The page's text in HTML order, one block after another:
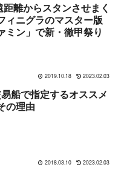
距離からスタンさせまく
ニグラのマスター版
ミン」で新・徹甲祭り
2019.10.18 2023.02.03
易船で指定するオススメ
の理由
2018.03.10 2023.02.03